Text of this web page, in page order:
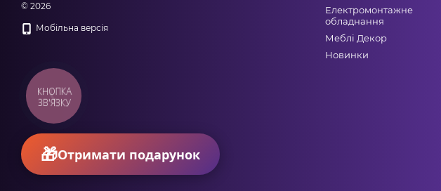
© 2026
Мобільна версія
Електромонтажне
обладнання
Меблі Декор
Новинки
КНОПКА
ЗВ'ЯЗКУ
Отримати подарунок